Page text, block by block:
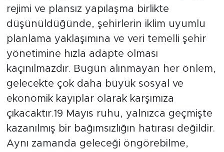
rejimi ve plansız yapılaşma birlikte
düşünüldüğünde, şehirlerin iklim uyumlu
planlama yaklaşımına ve veri temelli şehir
yönetimine hızla adapte olması
kaçınılmazdır. Bugün alınmayan her önlem,
gelecekte çok daha büyük sosyal ve
ekonomik kayıplar olarak karşımıza
çıkacaktır.19 Mayıs ruhu, yalnızca geçmişte
kazanılmış bir bağımsızlığın hatırası değildir.
Aynı zamanda geleceği öngörebilme,